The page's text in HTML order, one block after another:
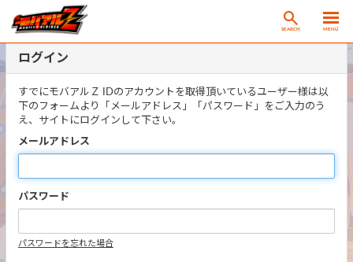
SEARCH MENU
ログイン
すでにモバアルＺ IDのアカウントを取得頂いているユーザー様は以
下のフォームより「メールアドレス」「パスワード」をご入力のう
え、サイトにログインして下さい。
メールアドレス
パスワード
パスワードを忘れた場合